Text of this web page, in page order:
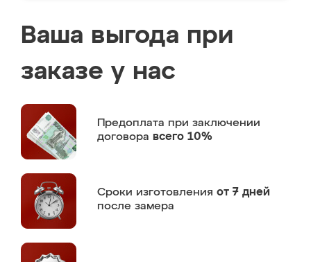
Ваша выгода при
заказе у нас
Предоплата при заключении
договора всего 10%
Сроки изготовления от 7 дней
после замера